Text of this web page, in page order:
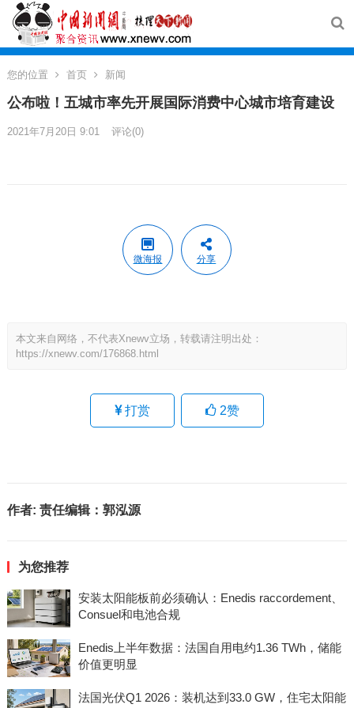
您的位置 首页 新闻
公布啦！五城市率先开展国际消费中心城市培育建设
2021年7月20日 9:01 评论(0)
微海报 分享
本文来自网络，不代表Xnewv立场，转载请注明出处：
https://xnewv.com/176868.html
打赏 2赞
作者: 责任编辑：郭泓源
为您推荐
安装太阳能板前必须确认：Enedis raccordement、
Consuel和电池合规
Enedis上半年数据：法国自用电约1.36 TWh，储能
价值更明显
法国光伏Q1 2026：装机达到33.0 GW，住宅太阳能